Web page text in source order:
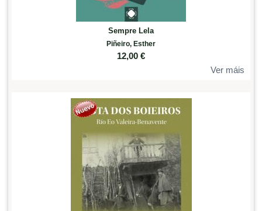
Sempre Lela
Piñeiro, Esther
12,00 €
Ver máis